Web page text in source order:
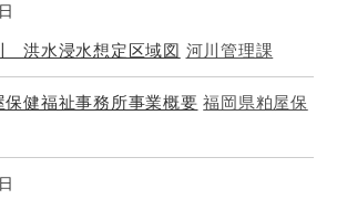
洪水浸水想定区域図 河川管理課
健福祉事務所事業概要 福岡県粕屋保